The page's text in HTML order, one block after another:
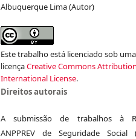
Albuquerque Lima (Autor)
Este trabalho está licenciado sob uma
licençaCreative Commons
International License.
Direitos autorais
A submissão de trabalhos à
ANPPREV de Seguridade Social